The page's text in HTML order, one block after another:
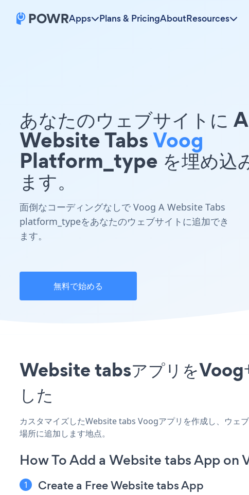
Apps Plans & PricingAboutResources
あなたのウェブサイトに A
Website TabsVoog
Platform_type を埋め込
ます。
面倒なコーディングなしで Voog A Website Tabs
platform_typeをあなたのウェブサイトに追加でき
ます。
無料で始める
Website tabsアプリをVoog
した
カスタマイズしたWebsite tabs Voogアプリを作成し、ウェ
場所に追加します地点。
How To Add a Website tabs App on
Create a Free Website tabs App